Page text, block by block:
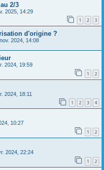
2/3
2025, 14:29
1 2 3
d'origine ?
2024, 14:08
2024, 19:59
1 2
2024, 18:11
1 2 3 4
10:27
1 2
2024, 22:24
1 2